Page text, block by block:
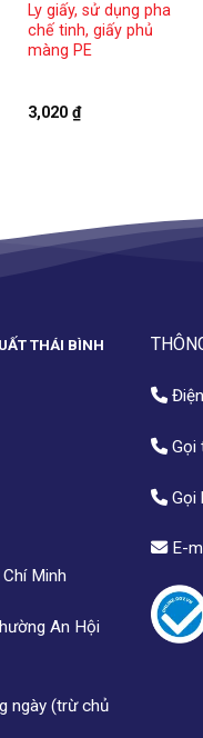
Ly giấy, sử dụng pha
chế tinh, giấy phủ
màng PE
3,020₫
THÁI BÌNH
Minh
An Hội
ngày (trừ chủ
Gọi
Gọi
E-